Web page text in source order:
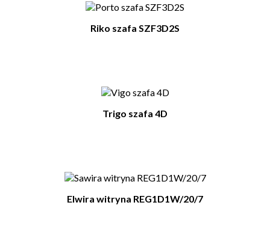
Riko szafa SZF3D2S
Trigo szafa 4D
Elwira witryna REG1D1W/20/7